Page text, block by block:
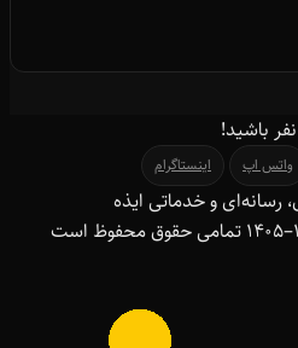
باشید!
واتس اپ اینستاگرام
و خدماتی ایذه